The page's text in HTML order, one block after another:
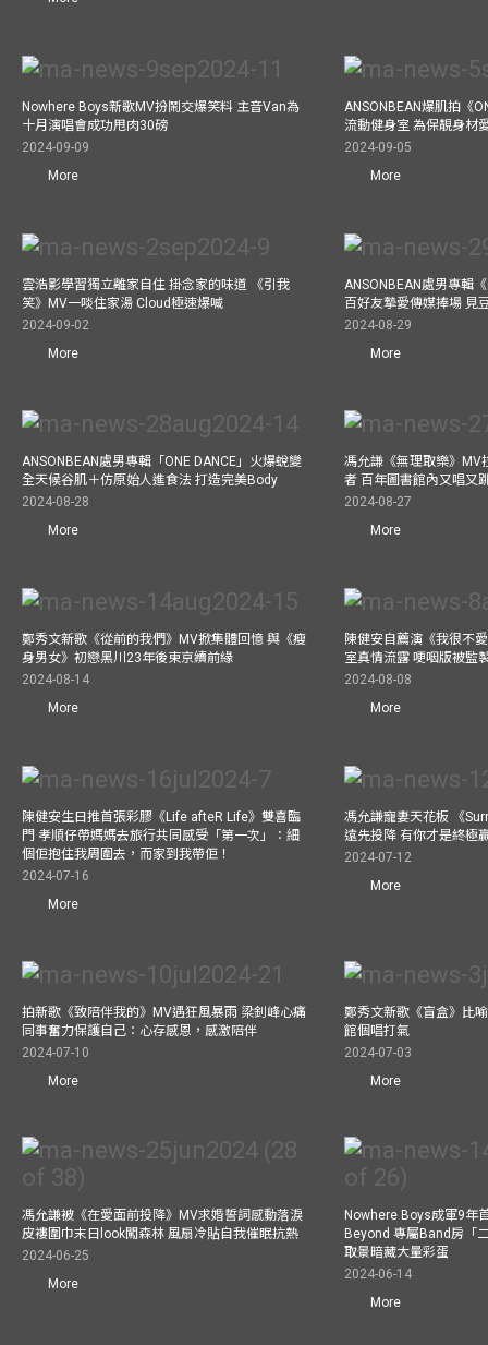
Nowhere Boys新歌MV扮鬧交爆笑料 主音Van為
十月演唱會成功甩肉30磅
2024-09-09
More
ANSONBEAN爆肌拍《
流動健身室 為保靚身材
2024-09-05
More
雲浩影學習獨立離家自住 掛念家的味道 《引我
笑》MV一啖住家湯 Cloud極速爆喊
2024-09-02
More
ANSONBEAN處男專輯
百好友摯愛傳媒捧場 見
2024-08-29
More
ANSONBEAN處男專輯「ONE DANCE」火爆蛻變
全天候谷肌＋仿原始人進食法 打造完美Body
2024-08-28
More
馮允謙《無理取樂》MV
者 百年圖書館內又唱又
2024-08-27
More
鄭秀文新歌《從前的我們》MV掀集體回憶 與《瘦
身男女》初戀黑川23年後東京續前緣
2024-08-14
More
陳健安自薦演《我很不
室真情流露 哽咽版被監
2024-08-08
More
陳健安生日推首張彩膠《Life afteR Life》雙喜臨
門 孝順仔帶媽媽去旅行共同感受「第一次」：細
個佢抱住我周圍去，而家到我帶佢！
2024-07-16
More
馮允謙寵妻天花板 《
遠先投降 有你才是終極
2024-07-12
More
拍新歌《致陪伴我的》MV遇狂風暴雨 梁釗峰心痛
同事奮力保護自己：心存感恩，感激陪伴
2024-07-10
More
鄭秀文新歌《盲盒》比
館個唱打氣
2024-07-03
More
馮允謙被《在愛面前投降》MV求婚誓詞感動落淚
皮褸圍巾末日look闖森林 風扇冷貼自我催眠抗熱
2024-06-25
More
Nowhere Boys成軍9年
Beyond 專屬Band房「
取景暗藏大量彩蛋
2024-06-14
More